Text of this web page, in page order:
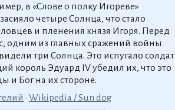
в «Слове о полку Игореве»
четыре Солнца, что стало
и пленения князя Игоря. Перед
одним из главных сражений войны
три Солнца. Это испугало солдат
король Эдуард IV убедил их, что это
и Бог на их стороне.
•Wikipedia / Sun dog